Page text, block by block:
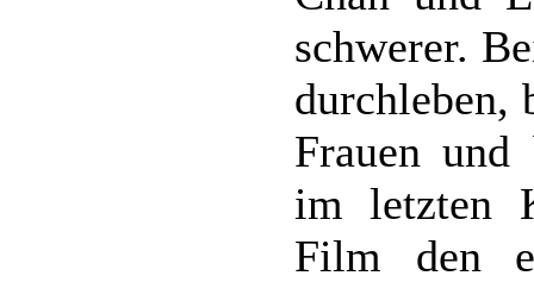
schwerer.
durchleben,
Frauen
im letzten
Film den